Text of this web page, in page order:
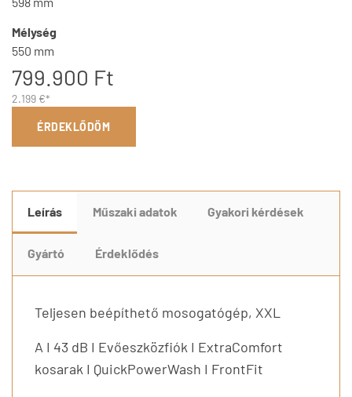
Mélység
550 mm
799.900 Ft
2.199 €*
ÉRDEKLŐDÖM
Leírás Műszaki adatok Gyakori kérdések
Gyártó Érdeklődés
Teljesen beépíthető mosogatógép, XXL
A I 43 dB I Evőeszközfiók I ExtraComfort
kosarak I QuickPowerWash I FrontFit